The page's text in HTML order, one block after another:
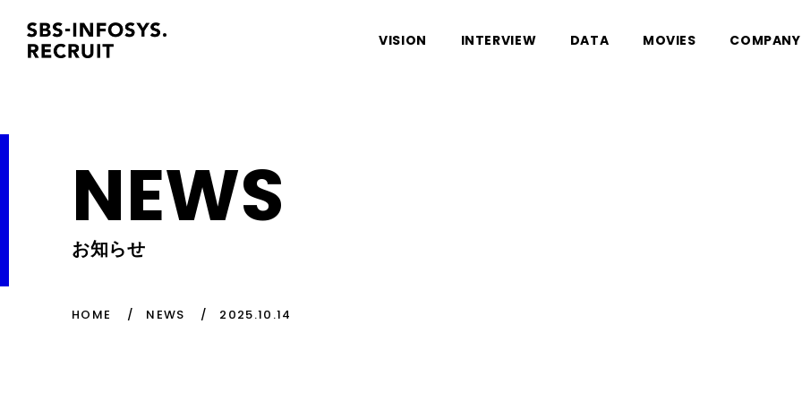
VISION INTERVIEW DATA MOVIES COMPANY
NEWS
お知らせ
HOME NEWS 2025.10.14